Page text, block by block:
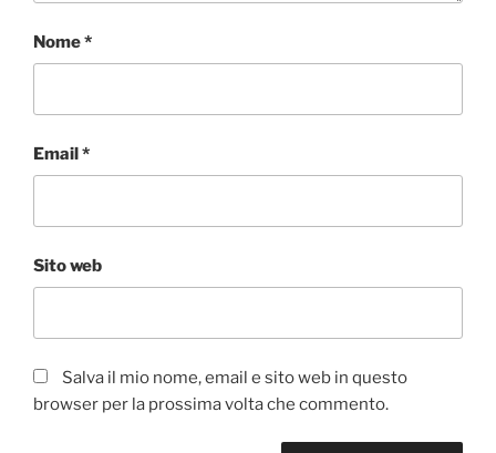
Nome*
Email*
Sito web
Salva il mio nome, email e sito web in questo
browser per la prossima volta che commento.